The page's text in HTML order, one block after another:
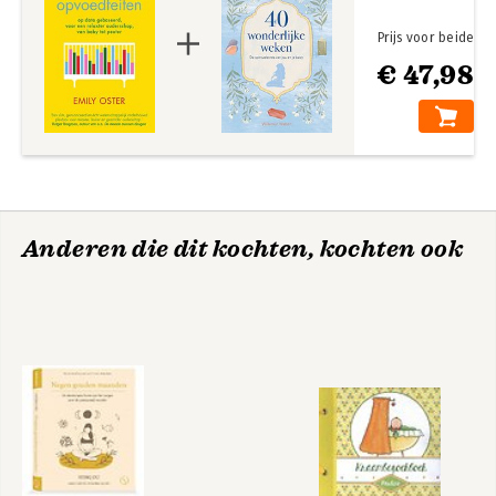
€ 47,98
Prijs voor beide
Anderen die dit kochten, kochten ook